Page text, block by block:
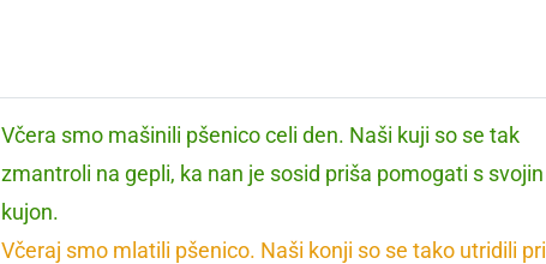
Včera smo mašinili pšenico celi den. Naši kuji so se tak
zmantroli na gepli, ka nan je sosid priša pomogati s svojin
kujon.
Včeraj smo mlatili pšenico. Naši konji so se tako utridili pri